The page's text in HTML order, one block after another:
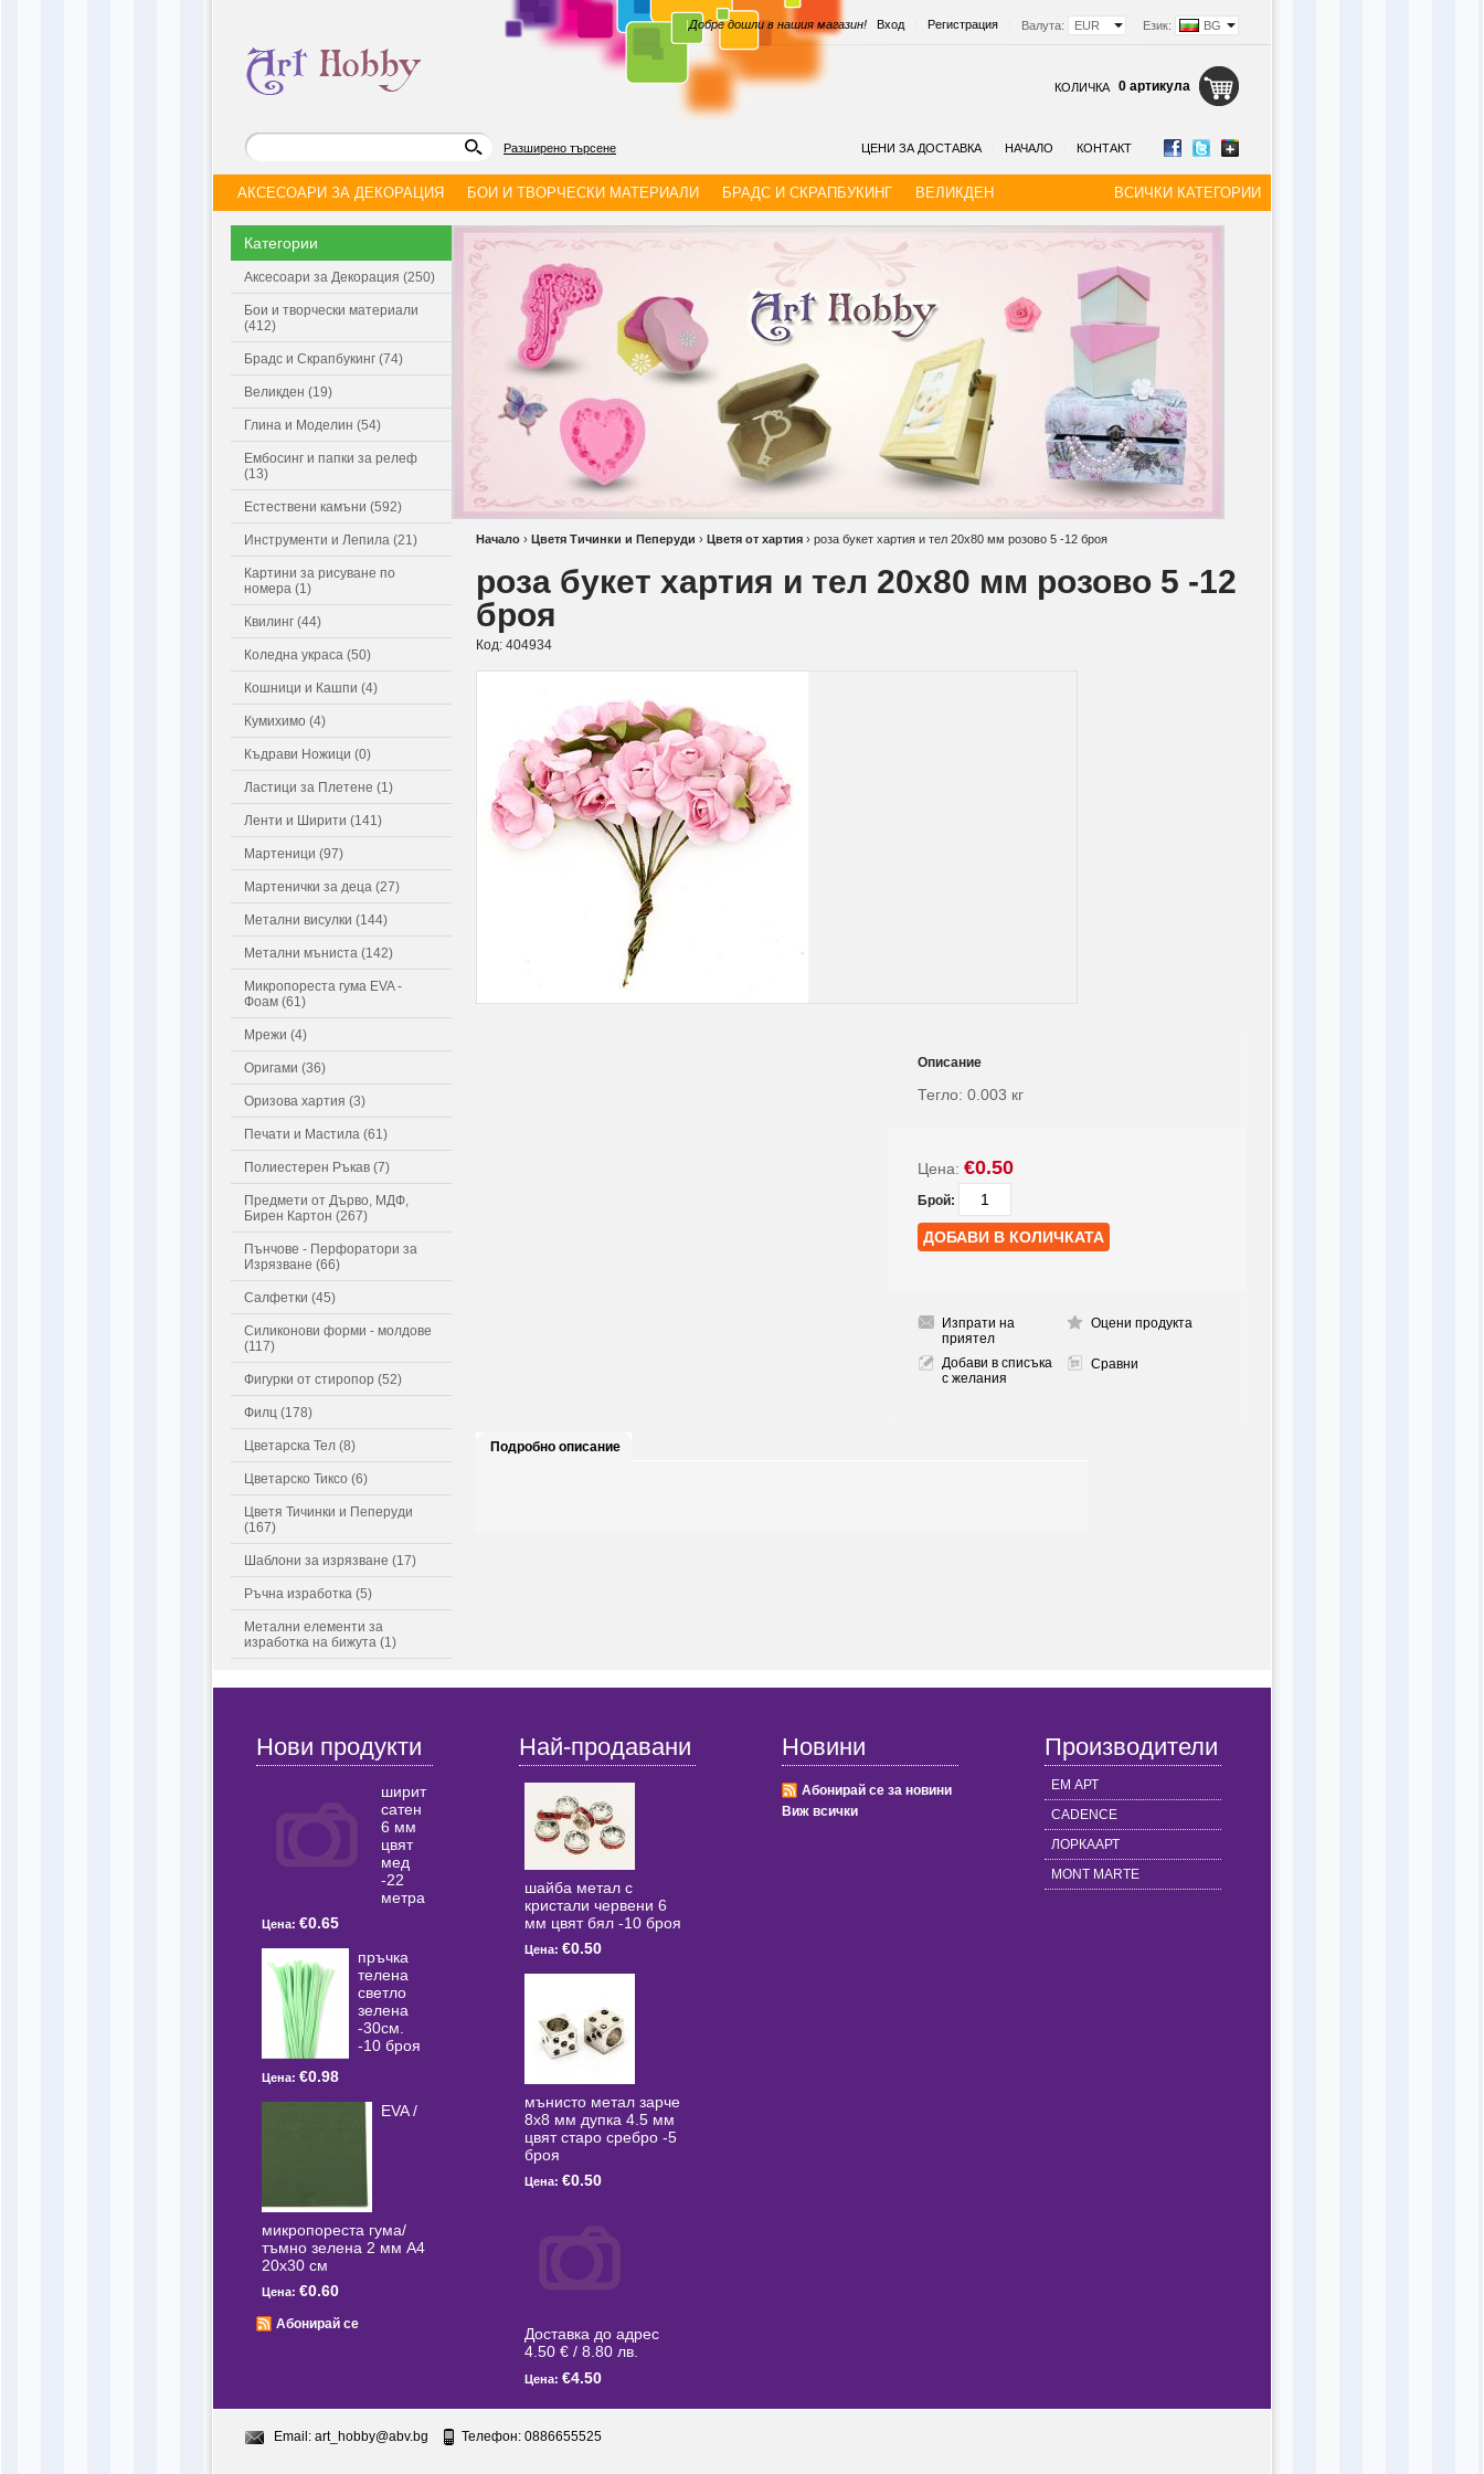
Език: BG
Валута: EUR
Вход Регистрация
Добре дошли в нашия магазин!
|
КОЛИЧКА 0 артикула
Разширено търсене ЦЕНИ ЗА ДОСТАВКА НАЧАЛО КОНТАКТ
АКСЕСОАРИ ЗА ДЕКОРАЦИЯ БОИ И ТВОРЧЕСКИ МАТЕРИАЛИ БРАДС И СКРАПБУКИНГ ВЕЛИКДЕН ВСИЧКИ КАТЕГОРИИ
Категории
Аксесоари за Декорация (250)
Бои и творчески материали
(412)
Брадс и Скрапбукинг (74)
Великден (19)
Глина и Моделин (54)
Ембосинг и папки за релеф
(13)
Естествени камъни (592)
Инструменти и Лепила (21)
Картини за рисуване по
номера (1)
Квилинг (44)
Коледна украса (50)
Кошници и Кашпи (4)
Кумихимо (4)
Къдрави Ножици (0)
Ластици за Плетене (1)
Ленти и Ширити (141)
Мартеници (97)
Мартенички за деца (27)
Метални висулки (144)
Метални мъниста (142)
Микропореста гума EVA -
Фоам (61)
Мрежи (4)
Оригами (36)
Оризова хартия (3)
Печати и Мастила (61)
Полиестерен Ръкав (7)
Предмети от Дърво, МДФ,
Бирен Картон (267)
Пънчове - Перфоратори за
Изрязване (66)
Салфетки (45)
Силиконови форми - молдове
(117)
Фигурки от стиропор (52)
Филц (178)
Цветарска Тел (8)
Цветарско Тиксо (6)
Цветя Тичинки и Пеперуди
(167)
Шаблони за изрязване (17)
Ръчна изработка (5)
Метални елементи за
изработка на бижута (1)
Начало › Цветя Тичинки и Пеперуди › Цветя от хартия › роза букет хартия и тел 20x80 мм розово 5 -12 броя
роза букет хартия и тел 20x80 мм розово 5 -12
броя
Код: 404934
Описание
Тегло: 0.003 кг
Цена: €0.50
Брой:
Изпрати на
приятел
Оцени продукта
Добави в списъка
с желания
Сравни
Подробно описание
Нови продукти
ширит
сатен
6 мм
цвят
мед
-22
метра
Цена: €0.65
пръчка
телена
светлo
зелена
-30см.
-10 броя
Цена: €0.98
EVA /
микропореста гума/
тъмно зелена 2 мм А4
20x30 см
Цена: €0.60
Абонирай се
Най-продавани
шайба метал с
кристали червени 6
мм цвят бял -10 броя
Цена: €0.50
мънисто метал зарче
8x8 мм дупка 4.5 мм
цвят старо сребро -5
броя
Цена: €0.50
Доставка до адрес
4.50 € / 8.80 лв.
Цена: €4.50
Новини
Абонирай се за новини
Виж всички
Производители
ЕМ АРТ
CADENCE
ЛОРКААРТ
MONT MARTE
Email: art_hobby@abv.bg Телефон: 0886655525